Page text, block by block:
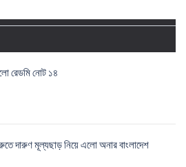
রেডমি নোট ১৪
দারুণ মূল্যছাড় নিয়ে এলো অনার বাংলাদেশ